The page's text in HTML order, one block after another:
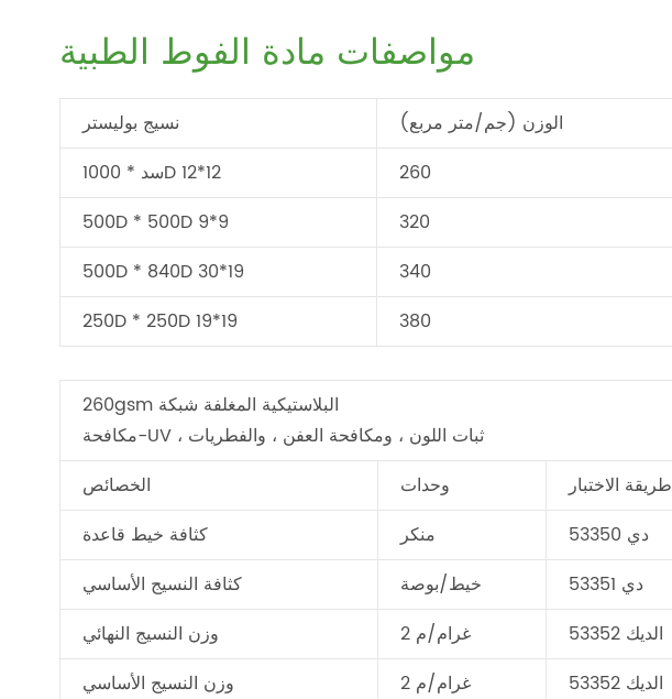
مواصفات مادة الفوط الطبية
نسيج بوليستر الوزن (جم/متر مربع)
سد * 1000D 12*12
260
500D * 500D 9*9
320
500D * 840D 30*19
340
250D * 250D 19*19
380
260gsm البلاستيكية المغلفة شبكة
مكافحة-UV ، ثبات اللون ، ومكافحة العفن ، والفطريات
الخصائص
وحدات طريقة الاختبار
كثافة خيط قاعدة
منكر دي 53350
كثافة النسيج الأساسي
خيط/بوصة دي 53351
وزن النسيج النهائي
غرام/م 2 الديك 53352
وزن النسيج الأساسي
غرام/م 2 الديك 53352